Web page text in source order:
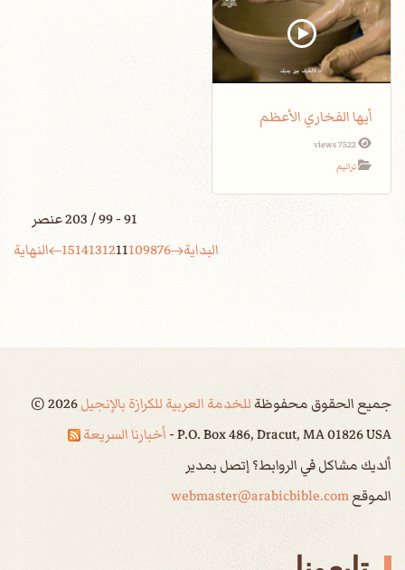
أيها الفخاري الأعظم
7522 views
ترانيم
91 - 99 / 203 عنصر
البداية
6
7
8
9
10
11
12
13
14
15 النهاية
جميع الحقوق محفوظةللخدمة العربية للكرازة بالإنجيل ©2026
P.O. Box 486, Dracut, MA 01826 USA - أخبارنا السريعة
ألديك مشاكل في الروابط؟ إتصل بمدير
الموقعwebmaster@arabicbible.com